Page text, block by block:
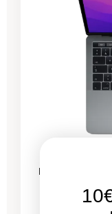
MacBook Pro